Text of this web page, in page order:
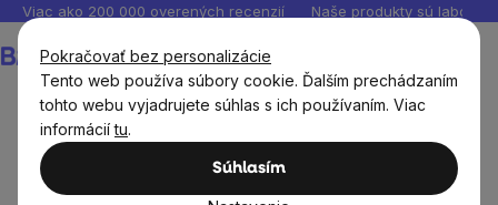
Pokračovať bez personalizácie
Tento web používa súbory cookie. Ďalším prechádzaním
tohto webu vyjadrujete súhlas s ich používaním. Viac
informáciítu.
Súhlasím
Prejsť
obsah
Viac ako 200 000 overených recenzií Naše produkty sú
košík
Výživové doplnky a výživa
Výživové doplnky podľa
orgánov a častí tela